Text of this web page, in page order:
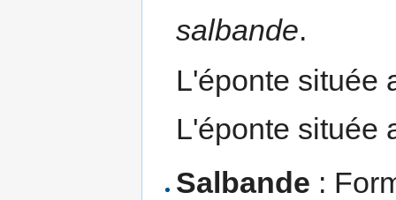
salbande.
L'éponte située
L'éponte située
Salbande :